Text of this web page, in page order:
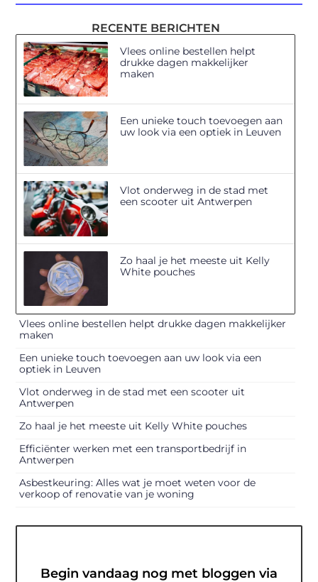
RECENTE BERICHTEN
Vlees online bestellen helpt
drukke dagen makkelijker
maken
Een unieke touch toevoegen aan
uw look via een optiek in Leuven
Vlot onderweg in de stad met
een scooter uit Antwerpen
Zo haal je het meeste uit Kelly
White pouches
Vlees online bestellen helpt drukke dagen makkelijker
maken
Een unieke touch toevoegen aan uw look via een
optiek in Leuven
Vlot onderweg in de stad met een scooter uit
Antwerpen
Zo haal je het meeste uit Kelly White pouches
Efficiënter werken met een transportbedrijf in
Antwerpen
Asbestkeuring: Alles wat je moet weten voor de
verkoop of renovatie van je woning
Begin vandaag nog met bloggen via